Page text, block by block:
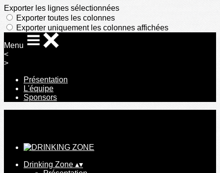
Exporter les lignes sélectionnées
Exporter toutes les colonnes
Exporter uniquement les colonnes affichées
Menu
<
>
Présentation
L'équipe
Sponsors
Drinking Zone ▴▾